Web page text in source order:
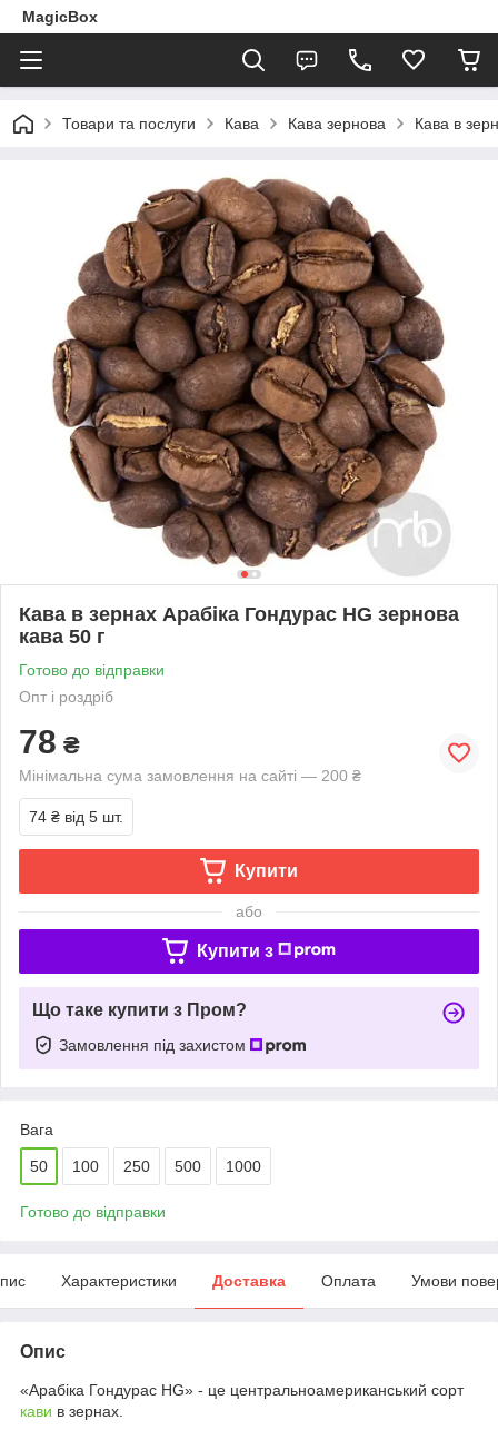
MagicBox
Товари та послуги Кава Кава зернова Кава в
Кава в зернах Арабіка Гондурас HG зернова
кава 50 г
Готово до відправки
Опт і роздріб
78 ₴
Мінімальна сума замовлення на сайті — 200 ₴
74 ₴ від 5 шт.
Купити
або
Купити з
Що таке купити з Пром?
Замовлення під захистом
Вага
50 100 250 500 1000
Готово до відправки
Характеристики Доставка Оплата Умови
Опис
«Арабіка Гондурас HG» - це центральноамериканський сорт
кави в зернах.